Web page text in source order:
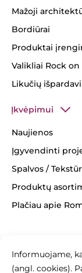
Informuojame,
(angl. cookies).
Mažoji
Bordiūrai
Produktai
Valikliai Rock on
Likučių
Įkvėpimui
Naujienos
Įgyvendinti
Spalvos /
Produktų
Plačiau apie
+370 463 14062